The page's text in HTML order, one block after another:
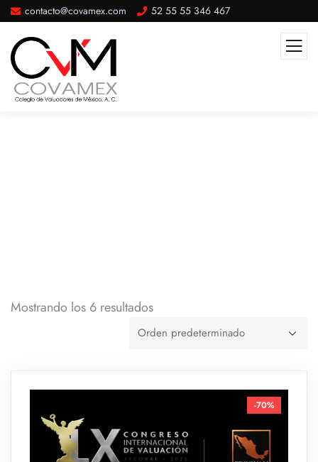
contacto@covamex.com 52 55 55 346 467
Mostrando los 6 resultados
-70%